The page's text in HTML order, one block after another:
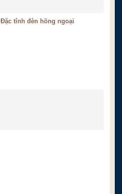
Đặc tính đèn hồng ngoại